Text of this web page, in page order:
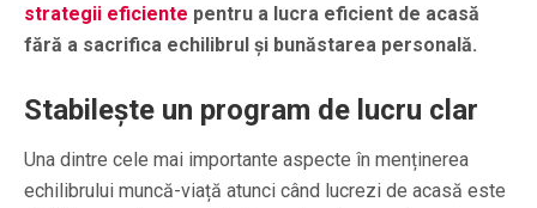
strategii eficiente pentru a lucra eficient de acasă
fără a sacrifica echilibrul și bunăstarea personală.
Stabilește un program de lucru clar
Una dintre cele mai importante aspecte în menținerea
echilibrului muncă-viață atunci când lucrezi de acasă este